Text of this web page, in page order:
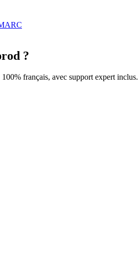
?
français, avec support expert inclus.